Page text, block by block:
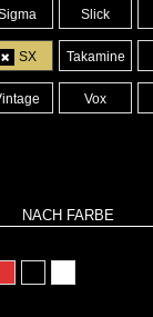
Slick
SX Takamine
Vox
NACH FARBE